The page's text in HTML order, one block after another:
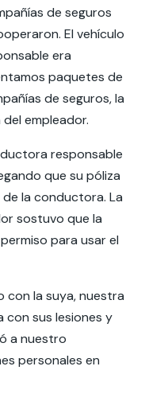
de seguros
El vehículo
era
paquetes de
de seguros, la
empleador.
responsable
que su póliza
la conductora. La
sostuvo que la
para usar el
con la suya, nuestra
con sus lesiones y
a nuestro
personales en